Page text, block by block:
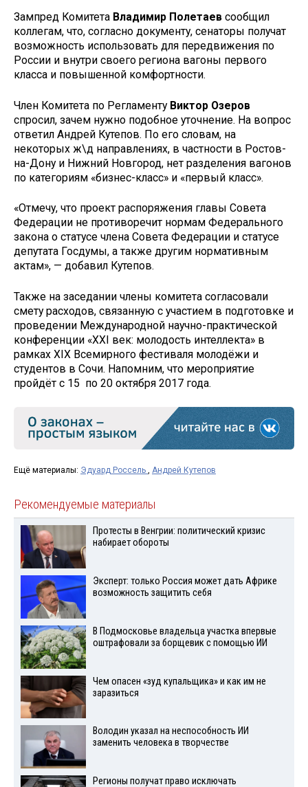
Зампред Комитета Владимир Полетаев сообщил
коллегам, что, согласно документу, сенаторы получат
возможность использовать для передвижения по
России и внутри своего региона вагоны первого
класса и повышенной комфортности.
Член Комитета по Регламенту Виктор Озеров
спросил, зачем нужно подобное уточнение. На вопрос
ответил Андрей Кутепов. По его словам, на
некоторых ж\д направлениях, в частности в Ростов-
на-Дону и Нижний Новгород, нет разделения вагонов
по категориям «бизнес-класс» и «первый класс».
«Отмечу, что проект распоряжения главы Совета
Федерации не противоречит нормам Федерального
закона о статусе члена Совета Федерации и статусе
депутата Госдумы, а также другим нормативным
актам», — добавил Кутепов.
Также на заседании члены комитета согласовали
смету расходов, связанную с участием в подготовке и
проведении Международной научно-практической
конференции «XXI век: молодость интеллекта» в
рамках XIX Всемирного фестиваля молодёжи и
студентов в Сочи. Напомним, что мероприятие
пройдёт с 15 по 20 октября 2017 года.
Ещё материалы: Эдуард Россель , Андрей Кутепов
Рекомендуемые материалы
Протесты в Венгрии: политический кризис
набирает обороты
Эксперт: только Россия может дать Африке
возможность защитить себя
В Подмосковье владельца участка впервые
оштрафовали за борщевик с помощью ИИ
Чем опасен «зуд купальщика» и как им не
заразиться
Володин указал на неспособность ИИ
заменить человека в творчестве
Регионы получат право исключать